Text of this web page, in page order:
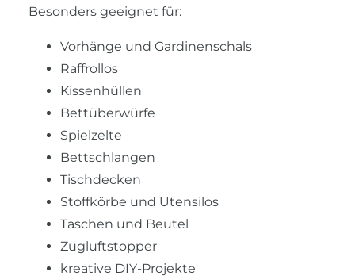
Besonders geeignet für:
Vorhänge und Gardinenschals
Raffrollos
Kissenhüllen
Bettüberwürfe
Spielzelte
Bettschlangen
Tischdecken
Stoffkörbe und Utensilos
Taschen und Beutel
Zugluftstopper
kreative DIY-Projekte